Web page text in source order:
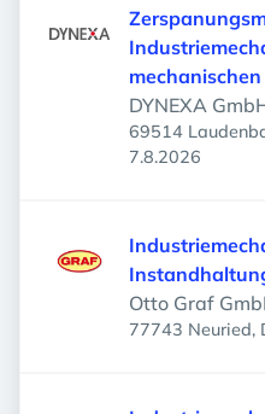
DYNEXA
69514
Veröffentlicht
7.8.2026
Otto Graf
77743 Neuried,